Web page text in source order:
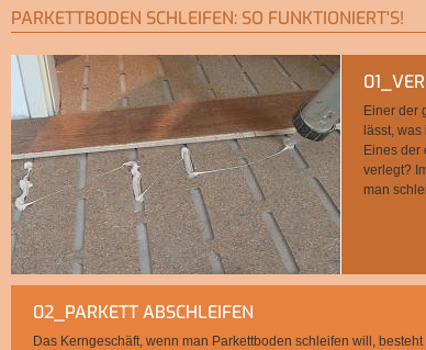
PARKETTBODEN SCHLEIFEN: SO FUNKTIONIERT'S!
Einer der
lässt,
Eines der
verlegt?
man
02_PARKETT ABSCHLEIFEN
Das Kerngeschäft, wenn man Parkettboden schleifen will,